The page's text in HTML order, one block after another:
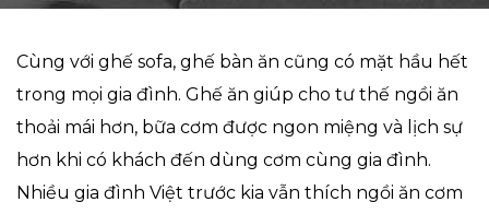
Cùng với ghế sofa, ghế bàn ăn cũng có mặt hầu hết
trong mọi gia đình. Ghế ăn giúp cho tư thế ngồi ăn
thoải mái hơn, bữa cơm được ngon miệng và lịch sự
hơn khi có khách đến dùng cơm cùng gia đình.
Nhiều gia đình Việt trước kia vẫn thích ngồi ăn cơm